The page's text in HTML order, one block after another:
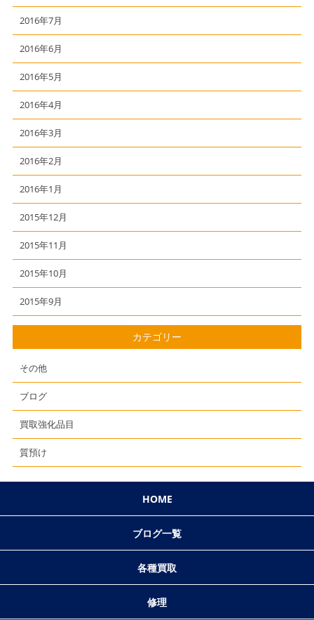
2016年7月
2016年6月
2016年5月
2016年4月
2016年3月
2016年2月
2016年1月
2015年12月
2015年11月
2015年10月
2015年9月
カテゴリー
その他
ブログ
買取強化品目
質預け
HOME
ブログ一覧
各種買取
修理